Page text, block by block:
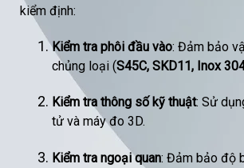
kiểm định:
Kiểm tra phôi đầu vào: Đảm bảo
chủng loại (S45C, SKD11, Inox
Kiểm tra thông số kỹ thuật: Sử
tử và máy đo 3D.
Kiểm tra ngoại quan: Đảm bảo độ